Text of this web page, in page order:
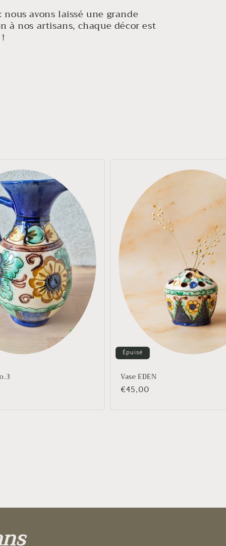
avons laissé une grande
à nos artisans, chaque décor est
Épuisé
Vase EDEN
Prix
€45,00